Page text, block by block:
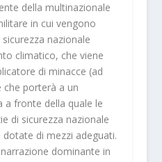
della multinazionale
in cui vengono
nazionale
climatico, che viene
di minacce (ad
porterà a un
a fronte della quale le
di sicurezza nazionale
di mezzi adeguati.
dominante in